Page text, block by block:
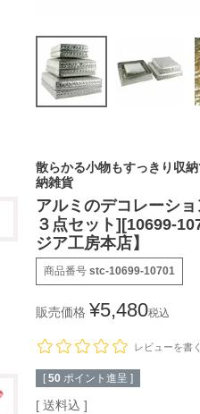
散らかる小物もすっきり収
納雑貨
アルミのデコレーシ
３点セット][10699-
ジア工房本店】
商品番号 stc-10699-10701
販売価格 ¥5,480税込
レビューを書く
[ 50 ポイント進呈 ]
送料込